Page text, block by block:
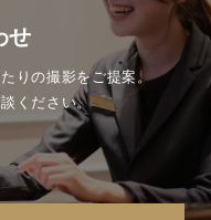
せ
りの撮影をご提案。
ください。